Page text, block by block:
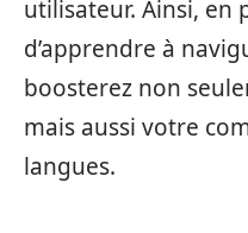
utilisateur. Ainsi, en
d’apprendre à
boosterez non
mais aussi votre
langues.